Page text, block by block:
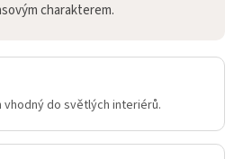
charakterem.
do světlých interiérů.